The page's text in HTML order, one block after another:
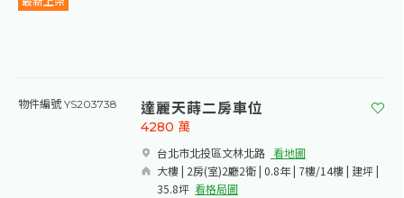
物件編號 YS203738 達麗天蒔二房車位
台北市北投區文林北路​ 看地圖
大樓 | 2房(室)2廳2衛 | 0.8年 | 7樓/14樓 | 建坪 |
35.8坪 看格局圖
4280 萬